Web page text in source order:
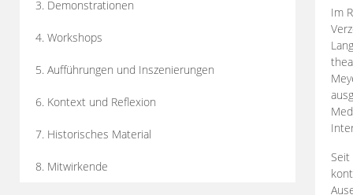
3. Demonstrationen
4. Workshops
5. Aufführungen und Inszenierungen
6. Kontext und Reflexion
7. Historisches Material
8. Mitwirkende
Im